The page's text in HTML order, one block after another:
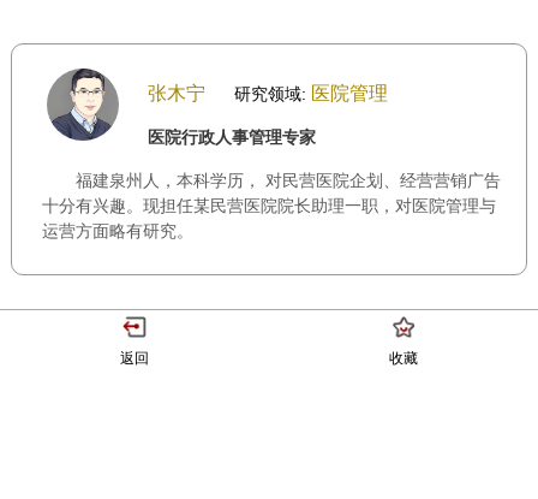
张木宁 研究领域: 医院管理
医院行政人事管理专家
福建泉州人，本科学历， 对民营医院企划、经营营销广告
十分有兴趣。现担任某民营医院院长助理一职，对医院管理与
运营方面略有研究。
返回 收藏